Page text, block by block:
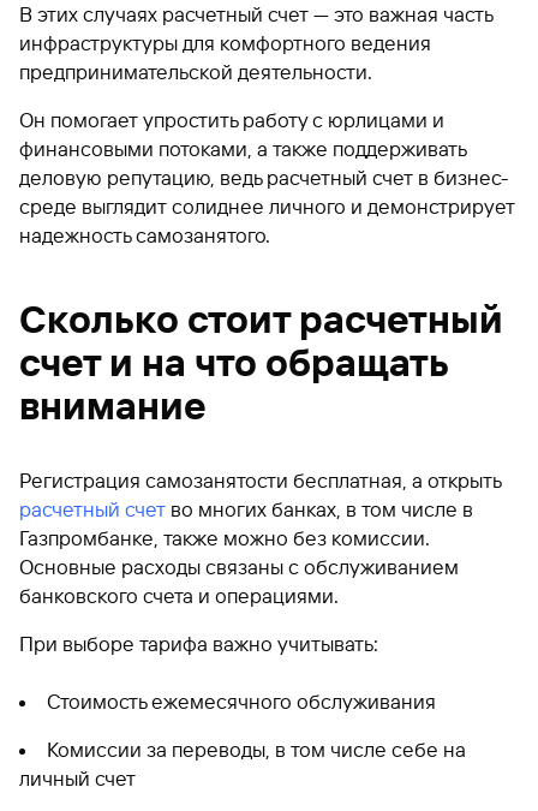
В этих случаях расчетный счет — это важная часть
инфраструктуры для комфортного ведения
предпринимательской деятельности.
Он помогает упростить работу с юрлицами и
финансовыми потоками, а также поддерживать
деловую репутацию, ведь расчетный счет в бизнес-
среде выглядит солиднее личного и демонстрирует
надежность самозанятого.
Сколько стоит расчетный
счет и на что обращать
внимание
Регистрация самозанятости бесплатная, а открыть
расчетный счет во многих банках, в том числе в
Газпромбанке, также можно без комиссии.
Основные расходы связаны с обслуживанием
банковского счета и операциями.
При выборе тарифа важно учитывать:
Стоимость ежемесячного обслуживания
Комиссии за переводы, в том числе себе на
личный счет